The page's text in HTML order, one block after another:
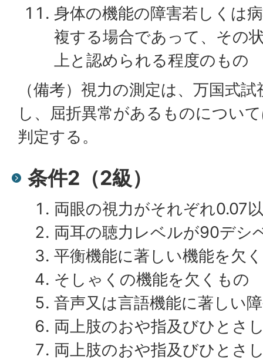
身体の機能の障害若しくは
複する場合であって、その
上と認められる程度のもの
（備考）視力の測定は、万国式
し、屈折異常があるものについ
判定する。
条件2（2級）
両眼の視力がそれぞれ0.07
両耳の聴力レベルが90デシ
平衡機能に著しい機能を欠
そしゃくの機能を欠くもの
音声又は言語機能に著しい
両上肢のおや指及びひとさ
両上肢のおや指及びひとさ